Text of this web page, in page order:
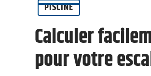
PISCINE
Calculer
pour votre